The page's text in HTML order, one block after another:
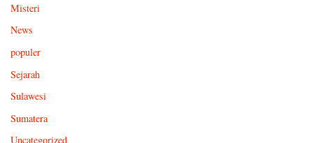
Misteri
News
populer
Sejarah
Sulawesi
Sumatera
Uncategorized